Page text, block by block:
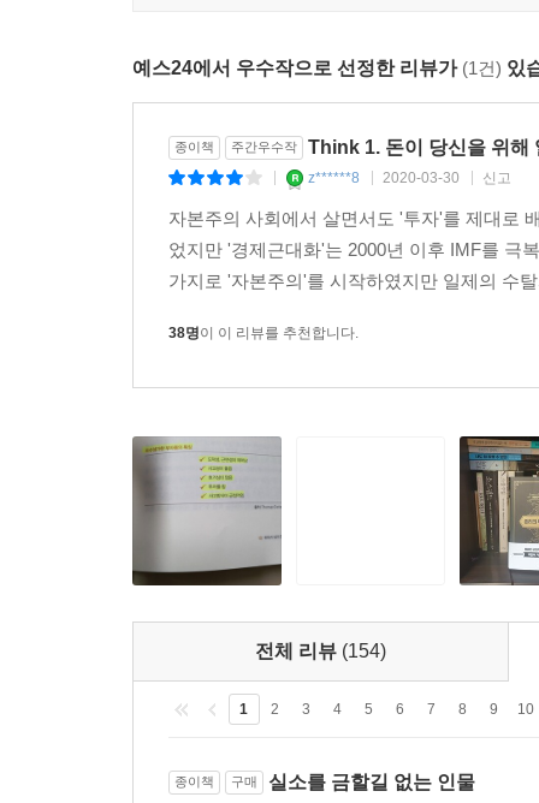
한국 사회에 만연한 그릇된 소비행태는 한국 사
되기는 불가능하다고 생각하고 포기하기 때문이
투자로 바꾸는 라이프스타일로 전환하기만 해
일하도록 시스템을 만들어 놓으면 시간이 당신
사람들을 위해 저자는 하루 만원으로 시작하는 경
예스24에서 우수작으로 선정한 리뷰가 (1건) 있
종이책 주간우수작 Think 1. 돈이 당신을 위해
z******8 2020-03-30 신고
자본주의 사회에서 살면서도 '투자'를 제대로
었지만 '경제근대화'는 2000년 이후 IMF를 극
가지로 '자본주의'를 시작하였지만 일제의 수
38명이 이 리뷰를 추천합니다.
전체 리뷰 (154)
1 2 3 4 5 6 7 8 9 10
종이책 구매 실소를 금할길 없는 인물